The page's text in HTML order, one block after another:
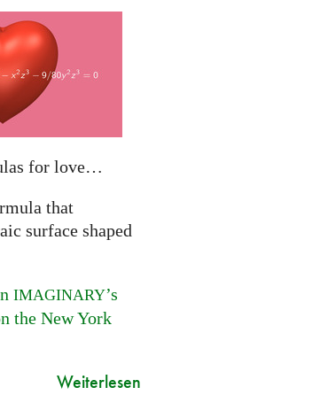
for love…
that
surface shaped
IMAGINARY’s
the New York
Weiterlesen